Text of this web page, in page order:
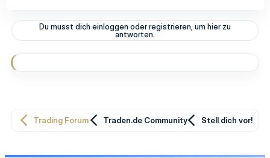
t
o
n
n
Du musst dich einloggen oder registrieren, um hier zu
antworten.
Trading Forum Traden.de Community Stell dich vor!